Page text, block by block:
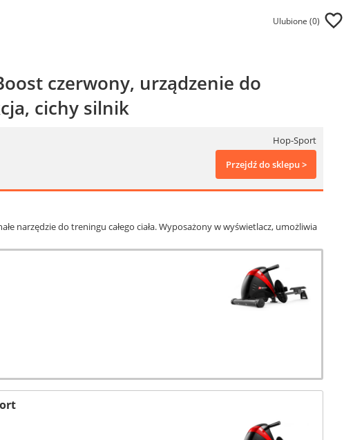
Ulubione (0)
czerwony, urządzenie do
cichy silnik
Hop-Sport
Przejdź do sklepu >
narzędzie do treningu całego ciała. Wyposażony w wyświetlacz, umożliwia